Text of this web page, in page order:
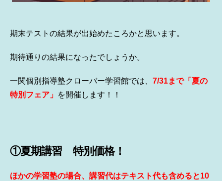
期末テストの結果が出始めたころかと思います。
期待通りの結果になったでしょうか。
一関個別指導塾クローバー学習館では、 7/31まで「夏の
特別フェア」 を開催します！！
①夏期講習 特別価格！
ほかの学習塾の場合、講習代はテキスト代も含めると10